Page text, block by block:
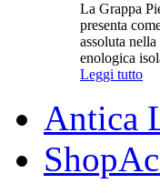
La Grappa
presenta
assoluta
enologica
Leggi tutto
Antica
Shop